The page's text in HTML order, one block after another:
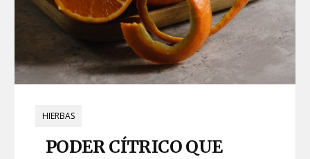
HIERBAS
PODER CÍTRICO QUE